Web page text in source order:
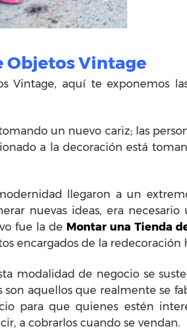
Objetos Vintage
aquí te exponemos
un nuevo cariz; las
a la decoración está
llegaron a un
nuevas ideas, era
fue la de Montar una Tienda
encargados de la redecoración
modalidad de negocio se
aquellos que realmente se
para que quienes estén
a cobrarlos cuando se vendan.